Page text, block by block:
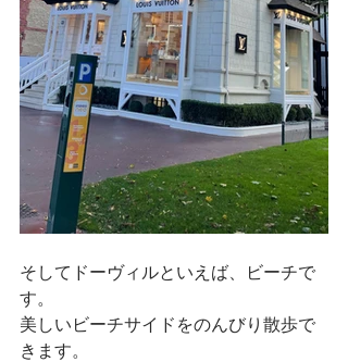
そしてドーヴィルといえば、ビーチで
す。
美しいビーチサイドをのんびり散歩で
きます。